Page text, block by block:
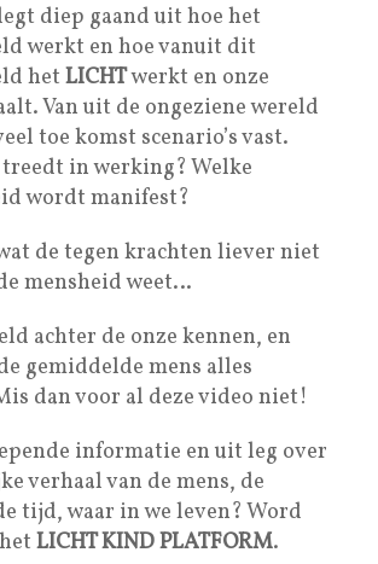
diep gaand uit hoe het
werkt en hoe vanuit dit
het LICHTwerkt en onze
Van uit de ongeziene wereld
toe komst scenario’s vast.
in werking? Welke
wordt manifest?
de tegen krachten liever niet
mensheid weet…
achter de onze kennen, en
gemiddelde mens alles
dan voor al deze video niet!
informatie en uit leg over
verhaal van de mens, de
tijd, waar in we leven? Word
LICHT KIND PLATFORM.